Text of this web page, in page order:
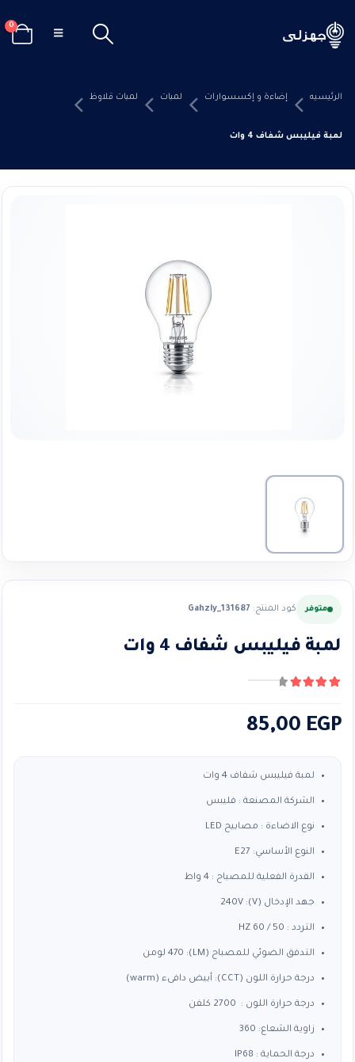
0
الرئيسيه إضاءة و إكسسوارات لمبات لمبات قلاوظ
لمبة فيليبس شفاف 4 وات
متوفر كود المنتج: Gahzly_131687
لمبة فيليبس شفاف 4 وات
85,00 EGP
لمبة فيليبس شفاف 4 وات
الشركة المصنعة : فليبس
نوع الاضاءة : مصابيح LED
النوع الأساسي: E27
القدرة الفعلية للمصباح : 4 واط
جهد الإدخال (V): 240V
التردد : 50 / 60 HZ
التدفق الضوئي للمصباح (LM): 470 لومن
درجة حرارة اللون (CCT): أبيض دافىء (warm)
درجة حرارة اللون : 2700 كلفن
زاوية الشعاع: 360
درجة الحماية : IP68